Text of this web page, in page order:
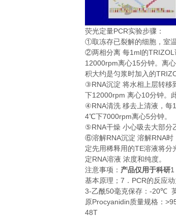
荧光定量PCR实验步骤：
①取冻存已裂解的细胞，室
②两相分离 每1ml的TRIZOL
12000rpm离心15分钟。离
积大约是匀浆时加入的
③RNA沉淀 将水相上层转移
下12000rpm 离心10分钟。
④RNA清洗 移去上清液，每
4℃下7000rpm离心5分钟。
⑤RNA干燥 小心吸去大部分
⑥溶解RNA沉淀 溶解RNA时
定先用稀释用的TE溶液将分
定RNA溶液 浓度和纯度。
注意事项： 产品仅用于科研1
基本原理； 7 ． PCR的反应动
3-乙酰50毫克保存： -20℃
原Procyanidin质量规格：
48T